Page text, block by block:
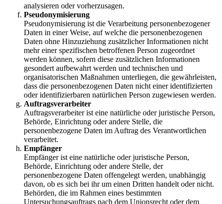
analysieren oder vorherzusagen.
Pseudonymisierung
Pseudonymisierung ist die Verarbeitung personenbezogener
Daten in einer Weise, auf welche die personenbezogenen
Daten ohne Hinzuziehung zusätzlicher Informationen nicht
mehr einer spezifischen betroffenen Person zugeordnet
werden können, sofern diese zusätzlichen Informationen
gesondert aufbewahrt werden und technischen und
organisatorischen Maßnahmen unterliegen, die gewährleisten,
dass die personenbezogenen Daten nicht einer identifizierten
oder identifizierbaren natürlichen Person zugewiesen werden.
Auftragsverarbeiter
Auftragsverarbeiter ist eine natürliche oder juristische Person,
Behörde, Einrichtung oder andere Stelle, die
personenbezogene Daten im Auftrag des Verantwortlichen
verarbeitet.
Empfänger
Empfänger ist eine natürliche oder juristische Person,
Behörde, Einrichtung oder andere Stelle, der
personenbezogene Daten offengelegt werden, unabhängig
davon, ob es sich bei ihr um einen Dritten handelt oder nicht.
Behörden, die im Rahmen eines bestimmten
Untersuchungsauftrags nach dem Unionsrecht oder dem